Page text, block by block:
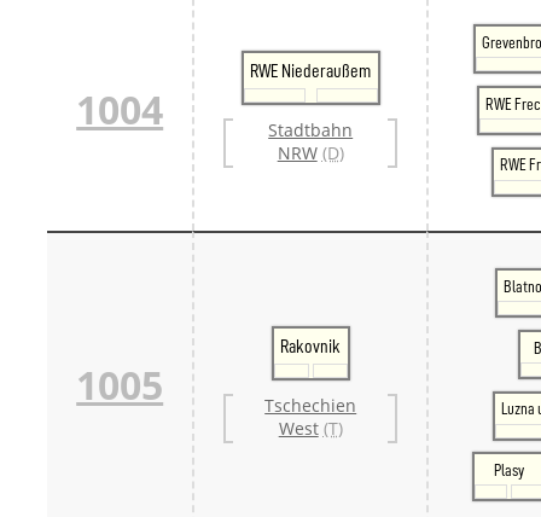
1004
RWE Niederaußem
Stadtbahn
NRW (D)
RWE
RWE
1005
Rakovnik
Tschechien
West (T)
Plasy